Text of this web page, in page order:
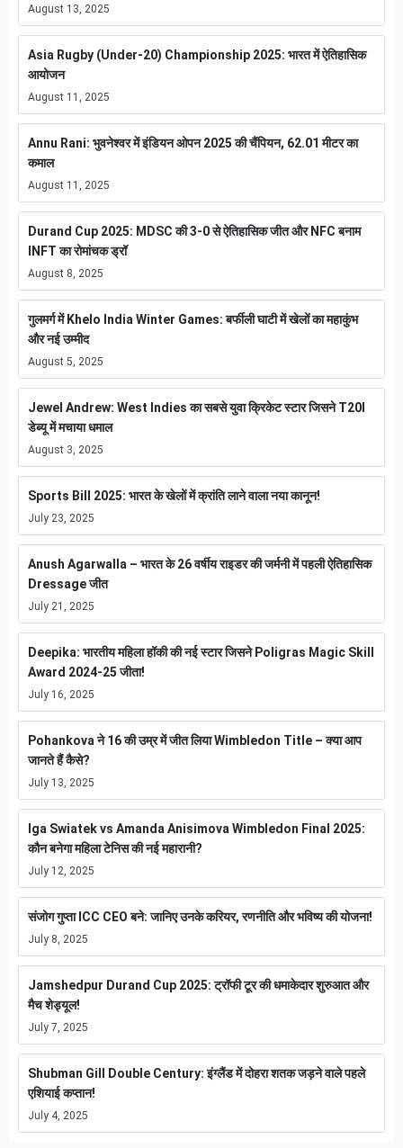
August 13, 2025
Asia Rugby (Under-20) Championship 2025: भारत में ऐतिहासिक
आयोजन
August 11, 2025
Annu Rani: भुवनेश्वर में इंडियन ओपन 2025 की चैंपियन, 62.01 मीटर का
कमाल
August 11, 2025
Durand Cup 2025: MDSC की 3-0 से ऐतिहासिक जीत और NFC बनाम
INFT का रोमांचक ड्रॉ
August 8, 2025
गुलमर्ग में Khelo India Winter Games: बर्फीली घाटी में खेलों का महाकुंभ
और नई उम्मीद
August 5, 2025
Jewel Andrew: West Indies का सबसे युवा क्रिकेट स्टार जिसने T20I
डेब्यू में मचाया धमाल
August 3, 2025
Sports Bill 2025: भारत के खेलों में क्रांति लाने वाला नया कानून!
July 23, 2025
Anush Agarwalla – भारत के 26 वर्षीय राइडर की जर्मनी में पहली ऐतिहासिक
Dressage जीत
July 21, 2025
Deepika: भारतीय महिला हॉकी की नई स्टार जिसने Poligras Magic Skill
Award 2024-25 जीता!
July 16, 2025
Pohankova ने 16 की उम्र में जीत लिया Wimbledon Title – क्या आप
जानते हैं कैसे?
July 13, 2025
Iga Swiatek vs Amanda Anisimova Wimbledon Final 2025:
कौन बनेगा महिला टेनिस की नई महारानी?
July 12, 2025
संजोग गुप्ता ICC CEO बने: जानिए उनके करियर, रणनीति और भविष्य की योजना!
July 8, 2025
Jamshedpur Durand Cup 2025: ट्रॉफी टूर की धमाकेदार शुरुआत और
मैच शेड्यूल!
July 7, 2025
Shubman Gill Double Century: इंग्लैंड में दोहरा शतक जड़ने वाले पहले
एशियाई कप्तान!
July 4, 2025